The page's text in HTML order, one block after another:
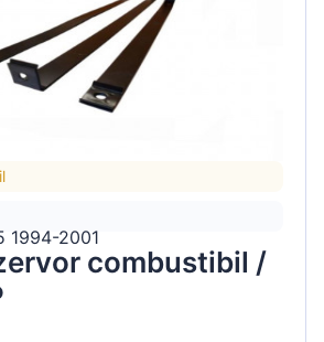
1994-2001
combustibil /